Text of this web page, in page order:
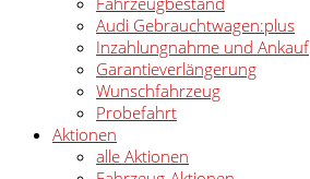
Audi Gebrauchtwagen:plus
Inzahlungnahme und Ankauf
Garantieverlängerung
Wunschfahrzeug
Probefahrt
Aktionen
alle Aktionen